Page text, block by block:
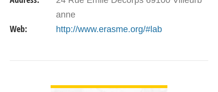
anne
Web: http://www.erasme.org/#lab